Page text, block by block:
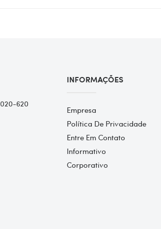
620
INFORMAÇÕES
Empresa
Política De Privacidade
Entre Em Contato
Informativo
Corporativo